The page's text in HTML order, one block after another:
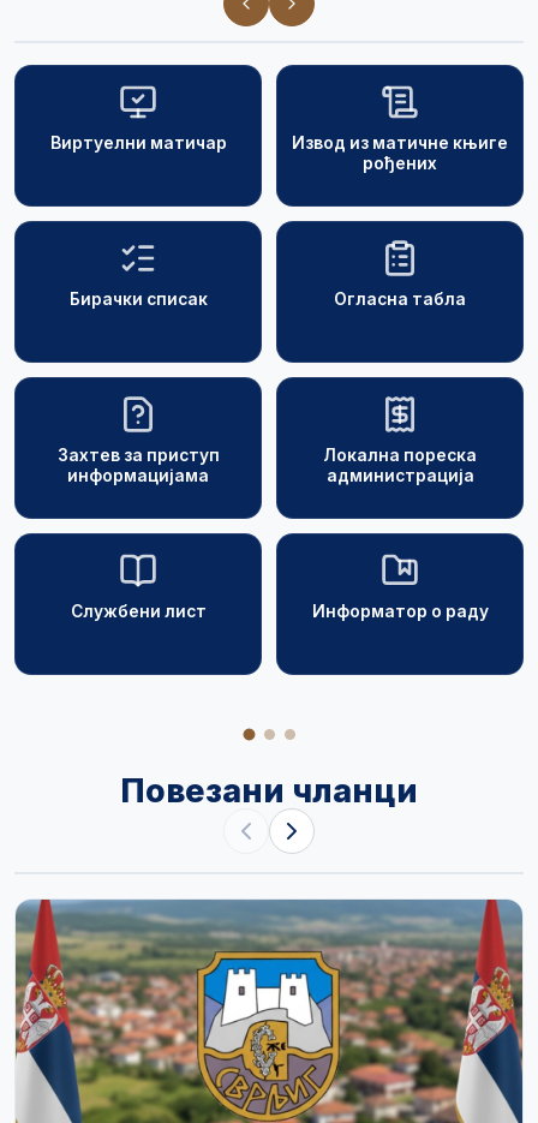
Виртуелни матичар
Извод из матичне књиге
рођених
Бирачки списак Огласна табла
Захтев за приступ
информацијама
Локална пореска
администрација
Службени лист Информатор о раду
Повезани чланци